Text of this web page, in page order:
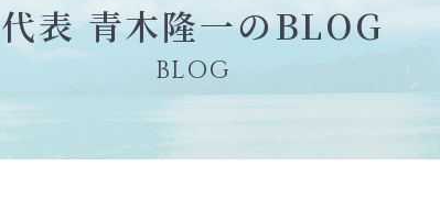
代表 青木隆一のBLOG
BLOG